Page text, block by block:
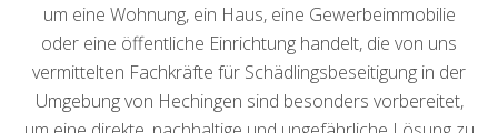
um eine Wohnung, ein Haus, eine Gewerbeimmobilie
oder eine öffentliche Einrichtung handelt, die von uns
vermittelten Fachkräfte für Schädlingsbeseitigung in der
Umgebung von Hechingen sind besonders vorbereitet,